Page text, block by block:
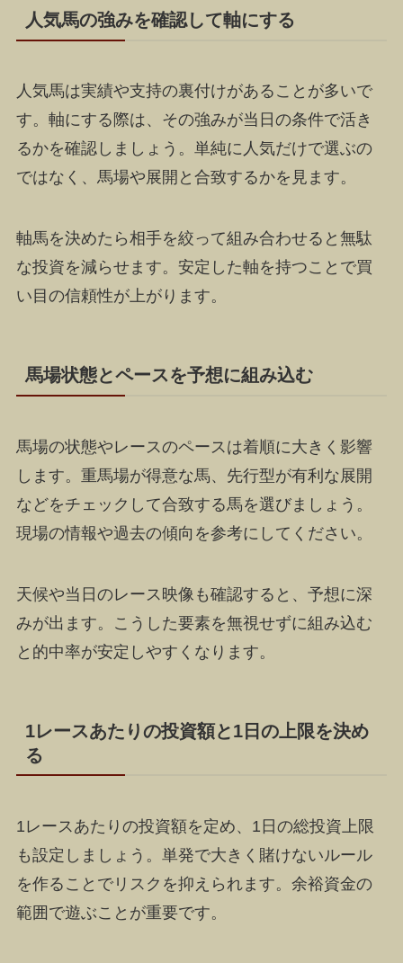
人気馬の強みを確認して軸にする
人気馬は実績や支持の裏付けがあることが多いで
す。軸にする際は、その強みが当日の条件で活き
るかを確認しましょう。単純に人気だけで選ぶの
ではなく、馬場や展開と合致するかを見ます。
軸馬を決めたら相手を絞って組み合わせると無駄
な投資を減らせます。安定した軸を持つことで買
い目の信頼性が上がります。
馬場状態とペースを予想に組み込む
馬場の状態やレースのペースは着順に大きく影響
します。重馬場が得意な馬、先行型が有利な展開
などをチェックして合致する馬を選びましょう。
現場の情報や過去の傾向を参考にしてください。
天候や当日のレース映像も確認すると、予想に深
みが出ます。こうした要素を無視せずに組み込む
と的中率が安定しやすくなります。
1レースあたりの投資額と1日の上限を決め
る
1レースあたりの投資額を定め、1日の総投資上限
も設定しましょう。単発で大きく賭けないルール
を作ることでリスクを抑えられます。余裕資金の
範囲で遊ぶことが重要です。